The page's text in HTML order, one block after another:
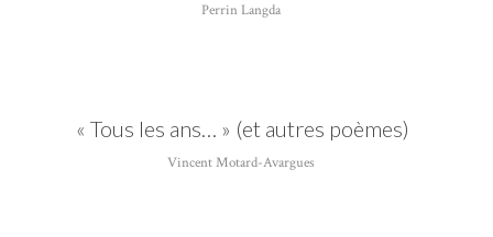
Perrin Langda
« Tous les ans… » (et autres poèmes)
Vincent Motard-Avargues